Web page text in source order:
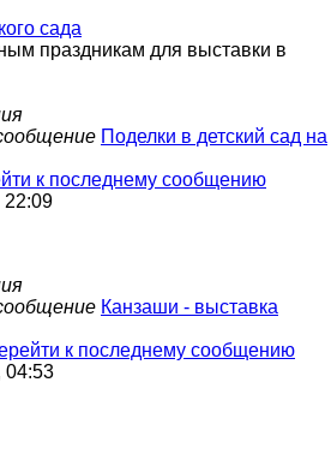
сада
праздникам для выставки в
Поделки в детский сад на
к последнему сообщению
22:09
Канзаши - выставка
к последнему сообщению
04:53